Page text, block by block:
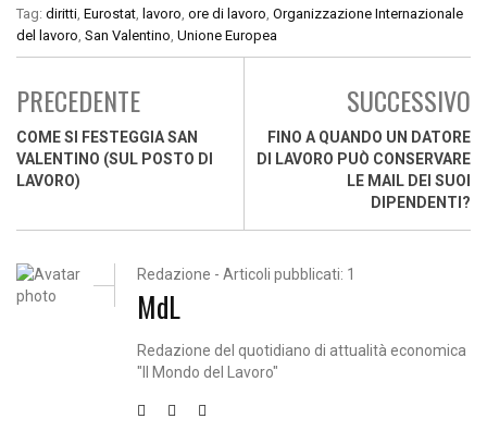
Tag: diritti, Eurostat, lavoro, ore di lavoro, Organizzazione Internazionale
del lavoro, San Valentino, Unione Europea
PRECEDENTE
COME SI FESTEGGIA SAN
VALENTINO (SUL POSTO DI
LAVORO)
SUCCESSIVO
FINO A QUANDO UN DATORE
DI LAVORO PUÒ CONSERVARE
LE MAIL DEI SUOI
DIPENDENTI?
Redazione - Articoli pubblicati: 1
MdL
Redazione del quotidiano di attualità economica
"Il Mondo del Lavoro"